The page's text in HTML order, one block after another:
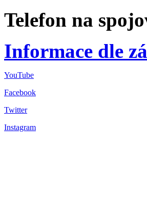
Telefon na
Informace dle
YouTube
Facebook
Twitter
Instagram